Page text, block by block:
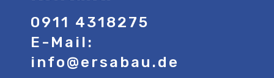
0911 4318275
E -Mail:
info@ersabau.de